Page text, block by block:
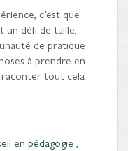
c’est que
un défi de taille,
de pratique
à prendre en
raconter tout cela
en pédagogie ,